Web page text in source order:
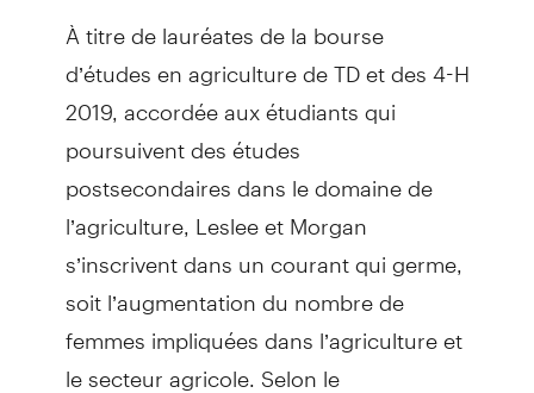
À titre de lauréates de la bourse
d’études en agriculture de TD et des 4-H
2019, accordée aux étudiants qui
poursuivent des études
postsecondaires dans le domaine de
l’agriculture, Leslee et Morgan
s’inscrivent dans un courant qui germe,
soit l’augmentation du nombre de
femmes impliquées dans l’agriculture et
le secteur agricole. Selon le